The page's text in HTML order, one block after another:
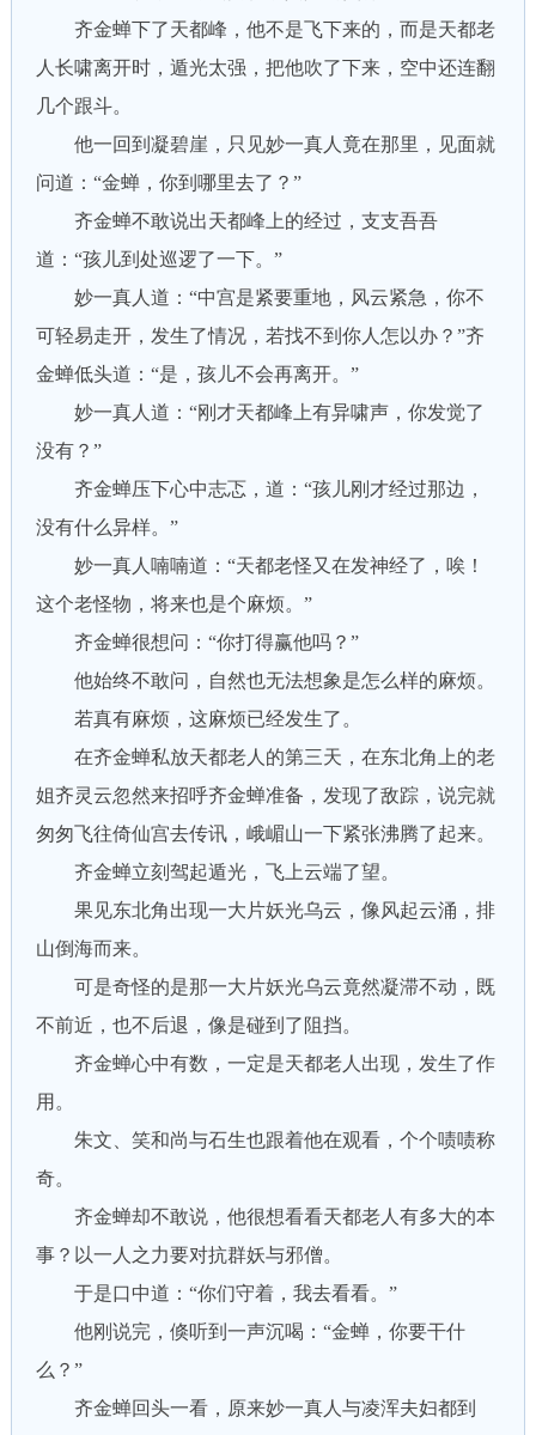
齐金蝉下了天都峰，他不是飞下来的，而是天都老
人长啸离开时，遁光太强，把他吹了下来，空中还连翻
几个跟斗。
他一回到凝碧崖，只见妙一真人竟在那里，见面就
问道：“金蝉，你到哪里去了？”
齐金蝉不敢说出天都峰上的经过，支支吾吾
道：“孩儿到处巡逻了一下。”
妙一真人道：“中宫是紧要重地，风云紧急，你不
可轻易走开，发生了情况，若找不到你人怎以办？”齐
金蝉低头道：“是，孩儿不会再离开。”
妙一真人道：“刚才天都峰上有异啸声，你发觉了
没有？”
齐金蝉压下心中志忑，道：“孩儿刚才经过那边，
没有什么异样。”
妙一真人喃喃道：“天都老怪又在发神经了，唉！
这个老怪物，将来也是个麻烦。”
齐金蝉很想问：“你打得赢他吗？”
他始终不敢问，自然也无法想象是怎么样的麻烦。
若真有麻烦，这麻烦已经发生了。
在齐金蝉私放天都老人的第三天，在东北角上的老
姐齐灵云忽然来招呼齐金蝉准备，发现了敌踪，说完就
匆匆飞往倚仙宫去传讯，峨嵋山一下紧张沸腾了起来。
齐金蝉立刻驾起遁光，飞上云端了望。
果见东北角出现一大片妖光乌云，像风起云涌，排
山倒海而来。
可是奇怪的是那一大片妖光乌云竟然凝滞不动，既
不前近，也不后退，像是碰到了阻挡。
齐金蝉心中有数，一定是天都老人出现，发生了作
用。
朱文、笑和尚与石生也跟着他在观看，个个啧啧称
奇。
齐金蝉却不敢说，他很想看看天都老人有多大的本
事？以一人之力要对抗群妖与邪僧。
于是口中道：“你们守着，我去看看。”
他刚说完，倏听到一声沉喝：“金蝉，你要干什
么？”
齐金蝉回头一看，原来妙一真人与凌浑夫妇都到